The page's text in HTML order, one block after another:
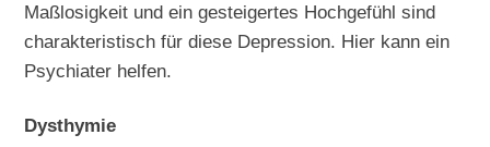
Maßlosigkeit und ein gesteigertes Hochgefühl sind
charakteristisch für diese Depression. Hier kann ein
Psychiater helfen.
Dysthymie